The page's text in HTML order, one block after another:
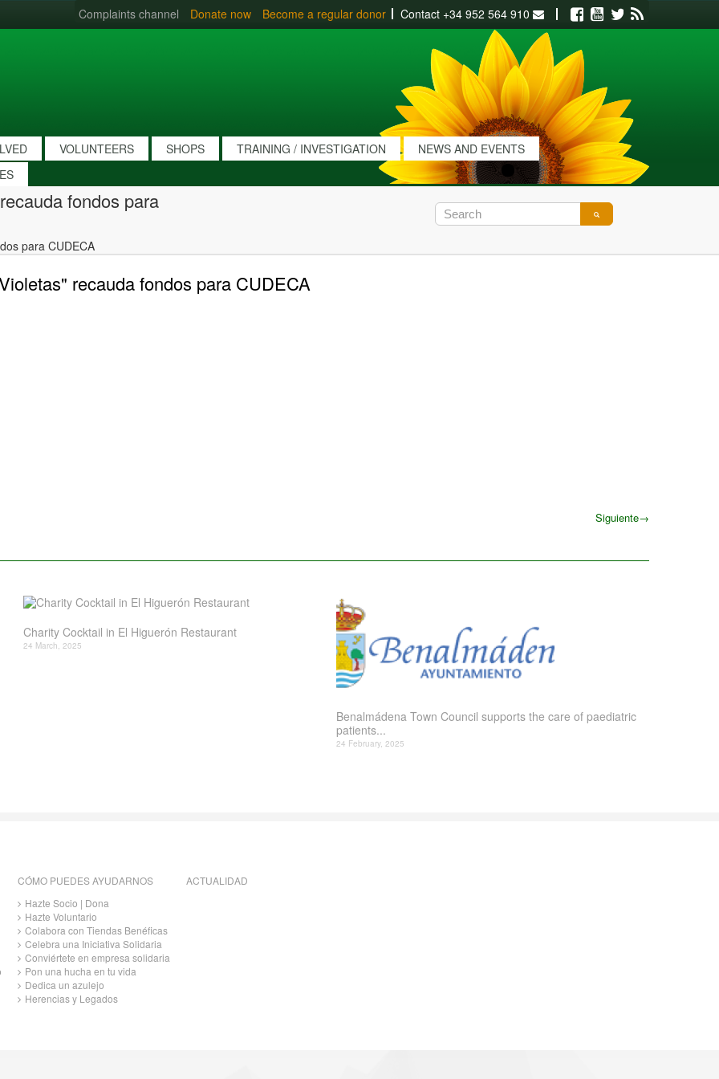
Complaints channel Donate now Become a regular donor Contact +34 952 564 910 Facebook
Youtube
Twitter
VOLUNTEERS SHOPS TRAINING / INVESTIGATION
NEWS AND EVENTS
fondos para
para CUDECA
recauda fondos para CUDECA
Siguiente→
Charity Cocktail in El Higuerón Restaurant
24 March, 2025
Benalmádena Town Council supports the care of paediatric
patients...
24 February, 2025
CÓMO PUEDES AYUDARNOS
Hazte Socio | Dona
Hazte Voluntario
Colabora con Tiendas Benéficas
Celebra una Iniciativa Solidaria
Conviértete en empresa solidaria
Pon una hucha en tu vida
Dedica un azulejo
Herencias y Legados
ACTUALIDAD